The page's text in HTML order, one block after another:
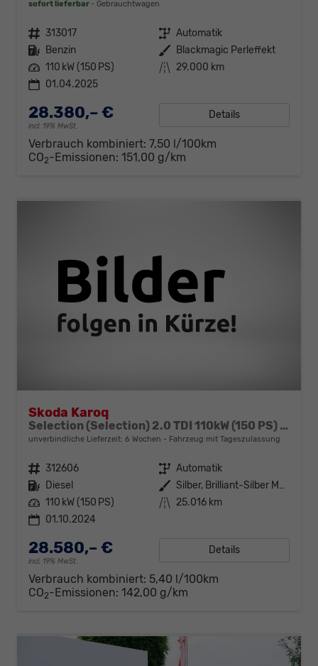
sofort lieferbar Gebrauchtwagen
Fahrzeugnr. 313017 Getriebe Automatik
Kraftstoff Benzin Außenfarbe Blackmagic Perleffekt
Leistung 110 kW (150 PS) Kilometerstand 29.000 km
01.04.2025
28.380,– €
incl. 19% MwSt.
Details
Verbrauch kombiniert: 7,50 l/100km
CO2-Emissionen: 151,00 g/km
Skoda Karoq
Selection (Selection) 2.0 TDI 110kW (150 PS) 7-Gang DSG
unverbindliche Lieferzeit: 6 Wochen Fahrzeug mit Tageszulassung
Fahrzeugnr. 312606 Getriebe Automatik
Kraftstoff Diesel Außenfarbe
Silber, Brilliant-Silber Metallic (8E)
Leistung 110 kW (150 PS) Kilometerstand 25.016 km
01.10.2024
28.580,– €
incl. 19% MwSt.
Details
Verbrauch kombiniert: 5,40 l/100km
CO2-Emissionen: 142,00 g/km